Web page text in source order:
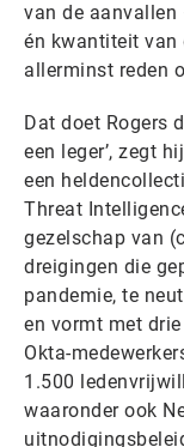
van de aanvallen
én kwantiteit van
allerminst reden
Dat doet Rogers
een leger’, zegt
een
Threat
gezelschap van
dreigingen die
pandemie, te
en vormt met
Okta-
1.500
waaronder ook